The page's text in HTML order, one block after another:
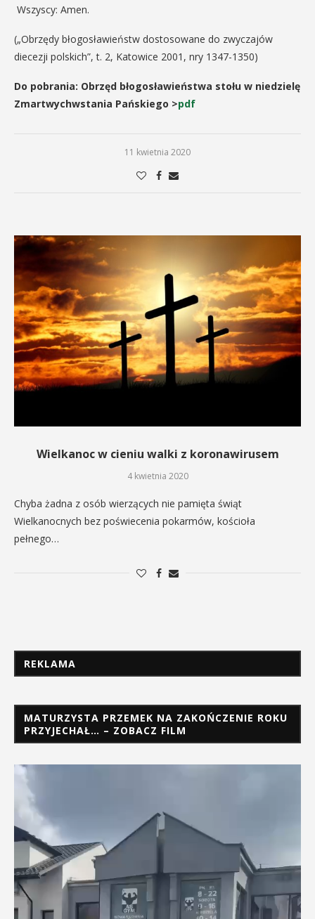
Wszyscy: Amen.
(„Obrzędy błogosławieństw dostosowane do zwyczajów
diecezji polskich”, t. 2, Katowice 2001, nry 1347-1350)
Do pobrania: Obrzęd błogosławieństwa stołu w niedzielę
Zmartwychwstania Pańskiego >pdf
11 kwietnia 2020
Wielkanoc w cieniu walki z koronawirusem
4 kwietnia 2020
Chyba żadna z osób wierzących nie pamięta świąt
Wielkanocnych bez poświecenia pokarmów, kościoła
pełnego…
REKLAMA
MATURZYSTA PRZEMEK NA ZAKOŃCZENIE ROKU
PRZYJECHAŁ… – ZOBACZ FILM
Odtwarzacz